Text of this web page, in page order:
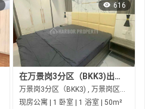
616
在万景岗3分区（BKK3)出租的现房公寓
万景岗3分区（BKK3) , 万景岗区（BKK) , 金边市
现房公寓 | 1 卧室 | 1 浴室 | 50m²